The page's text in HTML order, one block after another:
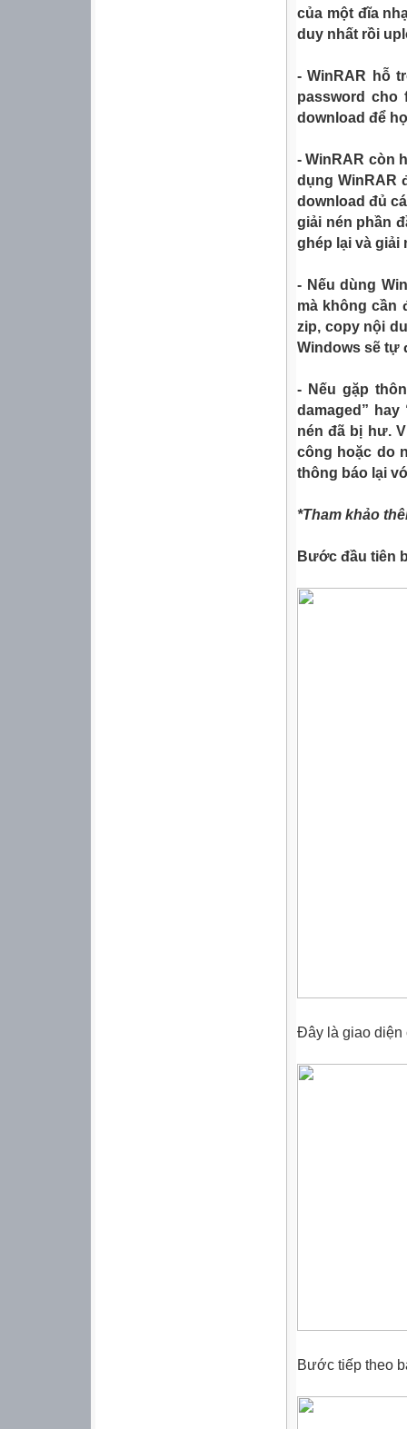
của một đĩa
duy nhất rồi
- WinRAR hỗ
password cho
download để
- WinRAR còn
dụng WinRAR
download đủ
giải nén phần
ghép lại và giải
- Nếu dùng
mà không cần
zip, copy nội
Windows sẽ tự
- Nếu gặp
damaged”
nén đã bị hư.
công hoặc do
thông báo lại
*Tham khảo
Bước đầu tiên
Đây là giao diện
Bước tiếp theo